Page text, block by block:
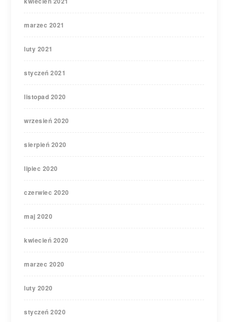
marzec 2021
luty 2021
styczeń 2021
listopad 2020
wrzesień 2020
sierpień 2020
lipiec 2020
czerwiec 2020
maj 2020
kwiecień 2020
marzec 2020
luty 2020
styczeń 2020